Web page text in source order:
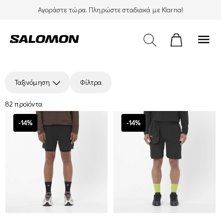
Αγοράστε τώρα. Πληρώστε σταδιακά με Klarna!
menu
Ταξινόμηση Φίλτρα
82 προϊόντα
-14%
-14%